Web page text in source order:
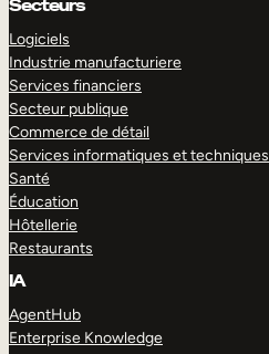
Secteurs
Logiciels
Industrie manufacturiere
Services financiers
Secteur publique
Commerce de détail
Services informatiques et techniques
Santé
Éducation
Hôtellerie
Restaurants
IA
AgentHub
Enterprise Knowledge